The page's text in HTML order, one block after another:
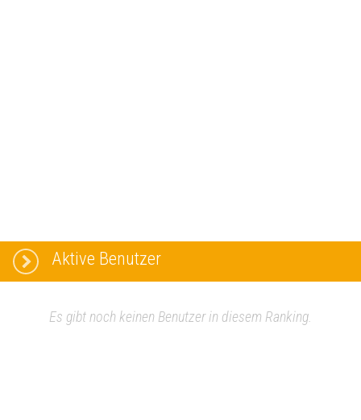
Aktive Benutzer
Es gibt noch keinen Benutzer in diesem Ranking.